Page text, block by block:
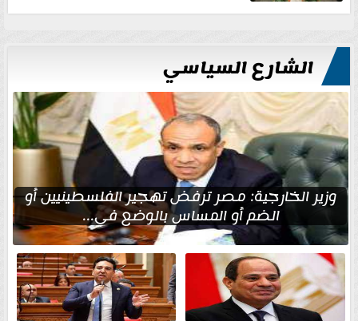
الشارع السياسي
وزير الخارجية: مصر ترفض تهجير الفلسطينيين أو
الضم أو المساس بالوضع في...